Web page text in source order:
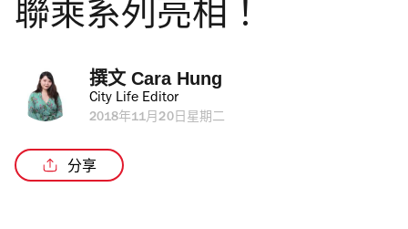
聯乘系列亮相！
撰文 Cara Hung
City Life Editor
2018年11月20日星期二
分享